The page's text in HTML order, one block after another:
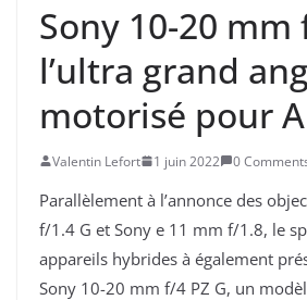
Sony 10-20 mm
l’ultra grand
motorisé pour
Valentin Lefort 1 juin 2022 0
Parallèlement à l’annonce des
f/1.4 G et Sony e 11 mm f/1.8, le
appareils hybrides à également
Sony 10-20 mm f/4 PZ G, un